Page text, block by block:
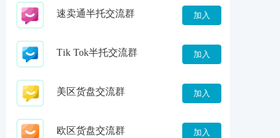
速卖通半托交流群 加入
Tik Tok半托交流群 加入
美区货盘交流群 加入
欧区货盘交流群 加入